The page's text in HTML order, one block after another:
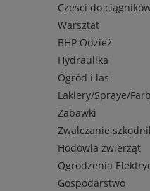
Części do
Warsztat
BHP Odzież
Hydraulika
Ogród i las
Lakiery/Spraye/
Zabawki
Zwalczanie
Hodowla zwierząt
Ogrodzenia
Gospodarstwo